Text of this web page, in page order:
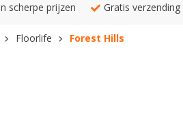
scherpe prijzen Gratis
Floorlife Forest Hills